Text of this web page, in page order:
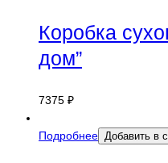
Коробка
дом”
7375 ₽
Подробнее Добавить в